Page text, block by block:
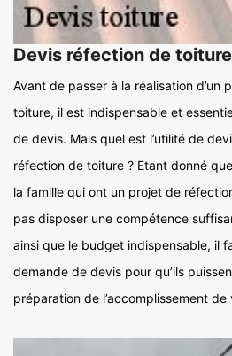
Devis réfection de toiture
Avant de passer à la réalisation d’un
toiture, il est indispensable et
de devis. Mais quel est l’utilité de
réfection de toiture ? Etant donné
la famille qui ont un projet de
pas disposer une compétence
ainsi que le budget indispensable, il
demande de devis pour qu’ils
préparation de l’accomplissement